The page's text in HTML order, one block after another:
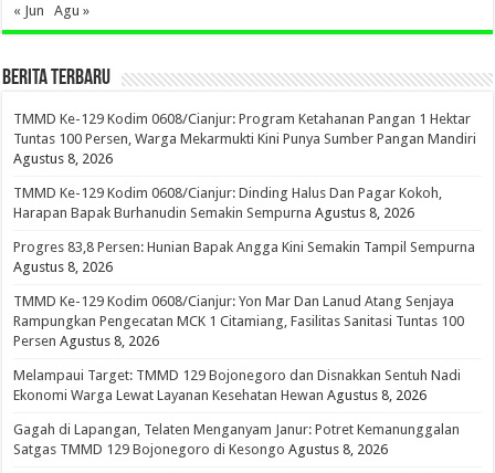
« Jun
Agu »
BERITA TERBARU
TMMD Ke-129 Kodim 0608/Cianjur: Program Ketahanan Pangan 1 Hektar
Tuntas 100 Persen, Warga Mekarmukti Kini Punya Sumber Pangan Mandiri
Agustus 8, 2026
TMMD Ke-129 Kodim 0608/Cianjur: Dinding Halus Dan Pagar Kokoh,
Harapan Bapak Burhanudin Semakin Sempurna Agustus 8, 2026
Progres 83,8 Persen: Hunian Bapak Angga Kini Semakin Tampil Sempurna
Agustus 8, 2026
TMMD Ke-129 Kodim 0608/Cianjur: Yon Mar Dan Lanud Atang Senjaya
Rampungkan Pengecatan MCK 1 Citamiang, Fasilitas Sanitasi Tuntas 100
Persen Agustus 8, 2026
Melampaui Target: TMMD 129 Bojonegoro dan Disnakkan Sentuh Nadi
Ekonomi Warga Lewat Layanan Kesehatan Hewan Agustus 8, 2026
Gagah di Lapangan, Telaten Menganyam Janur: Potret Kemanunggalan
Satgas TMMD 129 Bojonegoro di Kesongo Agustus 8, 2026